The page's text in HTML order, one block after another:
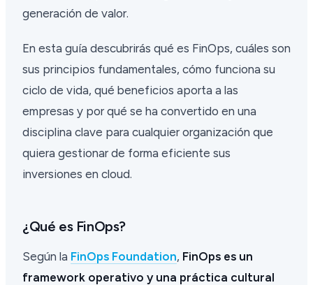
generación de valor.
En esta guía descubrirás qué es FinOps, cuáles son
sus principios fundamentales, cómo funciona su
ciclo de vida, qué beneficios aporta a las
empresas y por qué se ha convertido en una
disciplina clave para cualquier organización que
quiera gestionar de forma eficiente sus
inversiones en cloud.
¿Qué es FinOps?
Según la FinOps Foundation, FinOps es un
framework operativo y una práctica cultural